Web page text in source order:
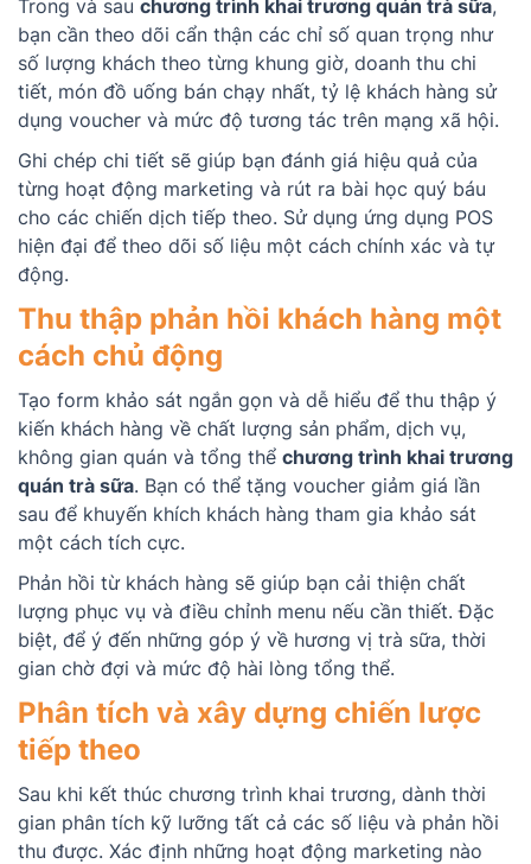
Trong và sau chương trình khai trương quán trà sữa,
bạn cần theo dõi cẩn thận các chỉ số quan trọng như
số lượng khách theo từng khung giờ, doanh thu chi
tiết, món đồ uống bán chạy nhất, tỷ lệ khách hàng sử
dụng voucher và mức độ tương tác trên mạng xã hội.
Ghi chép chi tiết sẽ giúp bạn đánh giá hiệu quả của
từng hoạt động marketing và rút ra bài học quý báu
cho các chiến dịch tiếp theo. Sử dụng ứng dụng POS
hiện đại để theo dõi số liệu một cách chính xác và tự
động.
Thu thập phản hồi khách hàng một
cách chủ động
Tạo form khảo sát ngắn gọn và dễ hiểu để thu thập ý
kiến khách hàng về chất lượng sản phẩm, dịch vụ,
không gian quán và tổng thể chương trình khai trương
quán trà sữa. Bạn có thể tặng voucher giảm giá lần
sau để khuyến khích khách hàng tham gia khảo sát
một cách tích cực.
Phản hồi từ khách hàng sẽ giúp bạn cải thiện chất
lượng phục vụ và điều chỉnh menu nếu cần thiết. Đặc
biệt, để ý đến những góp ý về hương vị trà sữa, thời
gian chờ đợi và mức độ hài lòng tổng thể.
Phân tích và xây dựng chiến lược
tiếp theo
Sau khi kết thúc chương trình khai trương, dành thời
gian phân tích kỹ lưỡng tất cả các số liệu và phản hồi
thu được. Xác định những hoạt động marketing nào